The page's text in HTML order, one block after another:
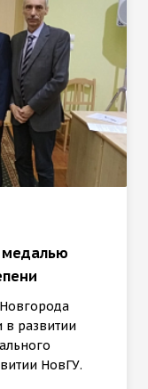
медалью
в развитии
НовГУ.